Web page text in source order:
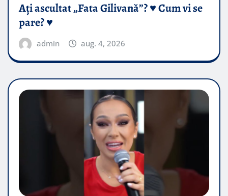
Ați ascultat „Fata Gilivană”? ♥️ Cum vi se
pare? ♥️
admin aug. 4, 2026